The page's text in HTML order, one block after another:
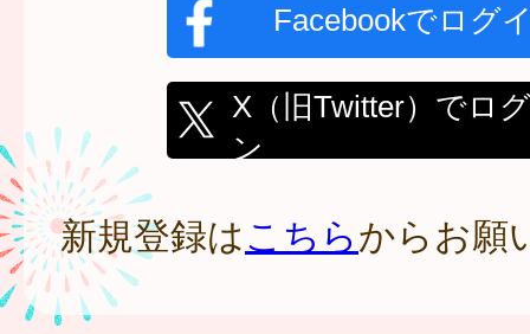
Facebookでログ
X（旧Twitter）でロ
ン
新規登録はこちらからお願